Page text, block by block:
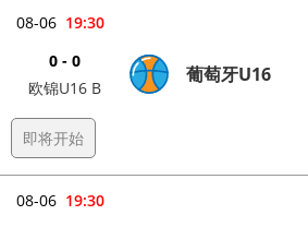
19:30
08-06
0 - 0
欧锦U16 B
葡萄牙U16
即将开始
19:30
08-06